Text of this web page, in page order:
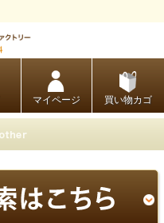
マイページ 買い物カゴ